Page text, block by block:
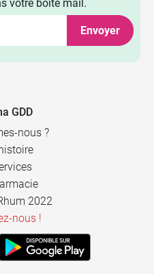
Glacier nacré
Gris métallisé
Vertige nacré
Taupe nacré 4,59 €
votre boîte mail.
Envoyer
GDD
nous ?
2022
nous !